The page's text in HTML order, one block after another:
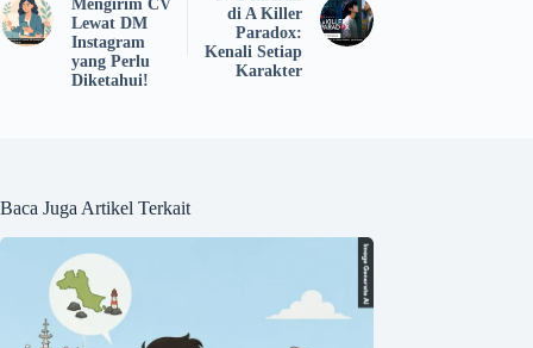
Mengirim CV
Lewat DM
Instagram
yang Perlu
Diketahui!
di A Killer
Paradox:
Kenali Setiap
Karakter
Baca Juga Artikel Terkait